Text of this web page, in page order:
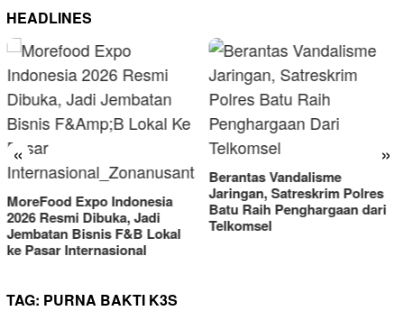
HEADLINES
« »
Expo Indonesia
Resmi Dibuka, Jadi
Bisnis F&B Lokal
Internasional
Berantas Vandalisme
Jaringan, Satreskrim Polres
Batu Raih Penghargaan dari
Telkomsel
TAG: PURNA BAKTI K3S